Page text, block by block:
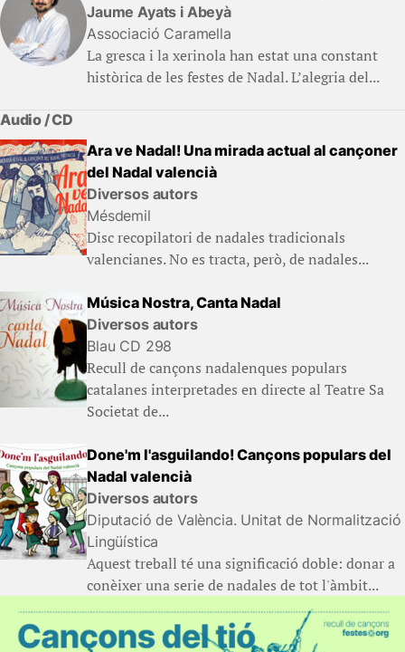
Jaume Ayats i Abeyà
Associació Caramella
La gresca i la xerinola han estat una constant
històrica de les festes de Nadal. L’alegria del...
Audio / CD
Ara ve Nadal! Una mirada actual al cançoner
del Nadal valencià
Diversos autors
Mésdemil
Disc recopilatori de nadales tradicionals
valencianes. No es tracta, però, de nadales...
Música Nostra, Canta Nadal
Diversos autors
Blau CD 298
Recull de cançons nadalenques populars
catalanes interpretades en directe al Teatre Sa
Societat de...
Done'm l'asguilando! Cançons populars del
Nadal valencià
Diversos autors
Diputació de València. Unitat de Normalització
Lingüística
Aquest treball té una significació doble: donar a
conèixer una serie de nadales de tot l'àmbit...